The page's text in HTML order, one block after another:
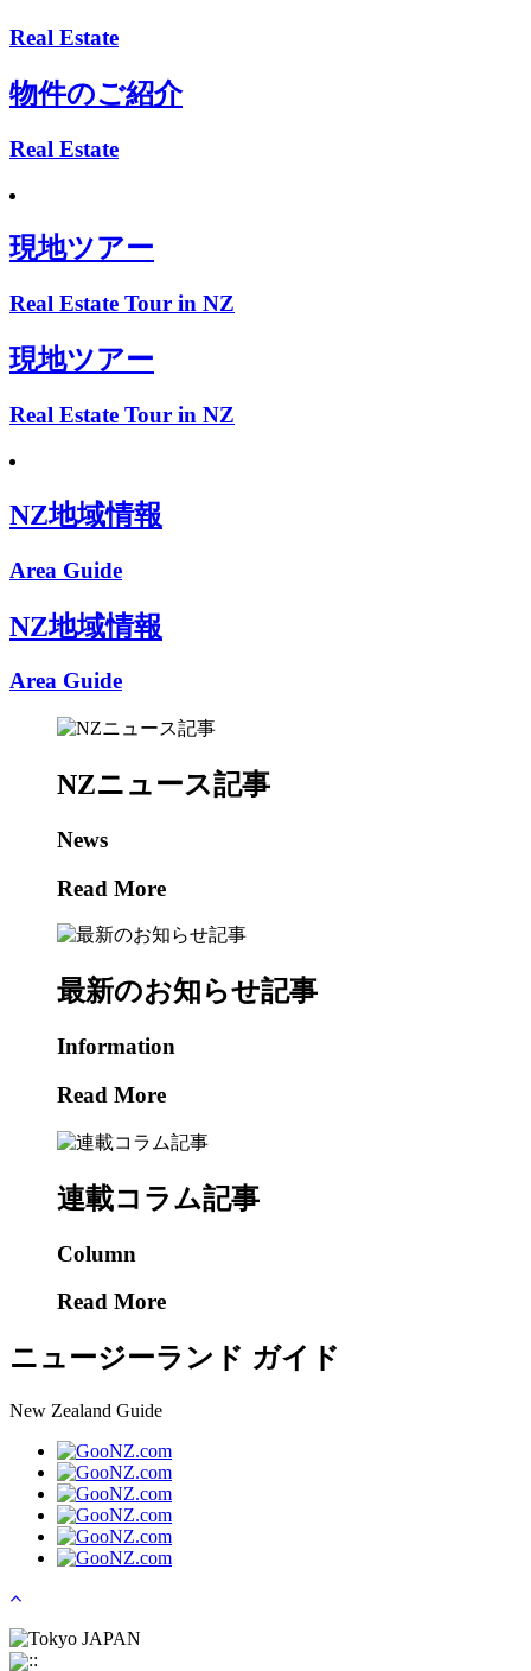
Real Estate
物件のご紹介
Real Estate
現地ツアー
Real Estate Tour in NZ
現地ツアー
Real Estate Tour in NZ
NZ地域情報
Area Guide
NZ地域情報
Area Guide
NZニュース記事
News
Read More
最新のお知らせ記事
Information
Read More
連載コラム記事
Column
Read More
ニュージーランド ガイド
New Zealand Guide
Tokyo JAPAN
::